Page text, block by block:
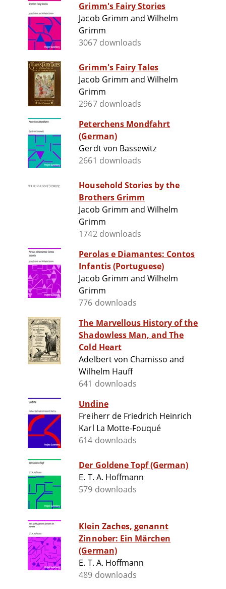
Grimm's Fairy Stories
Jacob Grimm and Wilhelm
Grimm
3067 downloads
Grimm's Fairy Tales
Jacob Grimm and Wilhelm
Grimm
2967 downloads
Peterchens Mondfahrt
(German)
Gerdt von Bassewitz
2661 downloads
Household Stories by the
Brothers Grimm
Jacob Grimm and Wilhelm
Grimm
1742 downloads
Perolas e Diamantes: Contos
Infantis (Portuguese)
Jacob Grimm and Wilhelm
Grimm
776 downloads
The Marvellous History of the
Shadowless Man, and The
Cold Heart
Adelbert von Chamisso and
Wilhelm Hauff
641 downloads
Undine
Freiherr de Friedrich Heinrich
Karl La Motte-Fouqué
614 downloads
Der Goldene Topf (German)
E. T. A. Hoffmann
579 downloads
Klein Zaches, genannt
Zinnober: Ein Märchen
(German)
E. T. A. Hoffmann
489 downloads